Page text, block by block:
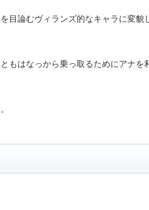
目論むヴィランズ的なキャラに変貌
もはなっから乗っ取るためにアナを